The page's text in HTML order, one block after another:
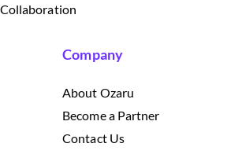
Company
About Ozaru
Become a Partner
Contact Us